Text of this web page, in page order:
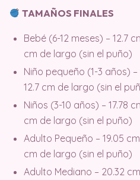
TAMAÑOS FINALES
Bebé (6-12 meses) – 12.7
cm de largo (sin el puño)
Niño pequeño (1-3 años)
12.7 cm de largo (sin el
Niños (3-10 años) – 17.78
cm de largo (sin el puño)
Adulto Pequeño – 19.05
cm de largo (sin el puño)
Adulto Mediano – 20.32